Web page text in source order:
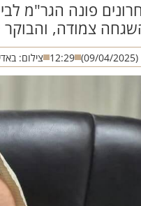
פונה הגר"מ
צמודה,
12:29 צילום: